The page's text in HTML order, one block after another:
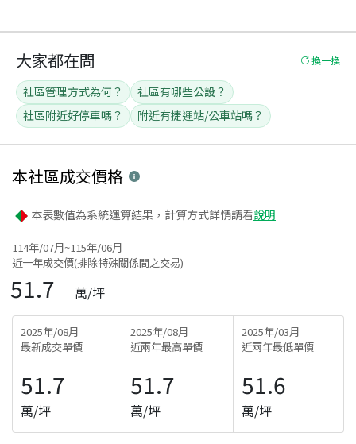
大家都在問 換一換
社區管理方式為何？
社區有哪些公設？
社區附近好停車嗎？
附近有捷運站/公車站嗎？
本社區成交價格
本表數值為系統運算結果，計算方式詳情請看說明
114年/07月~115年/06月
近一年成交價(排除特殊關係間之交易)
51.7 萬/坪
2025年/08月
最新成交單價
51.7
萬/坪
2025年/08月
近兩年最高單價
51.7
萬/坪
2025年/03月
近兩年最低單價
51.6
萬/坪